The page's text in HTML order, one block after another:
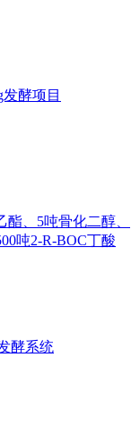
酵项目
、5吨骨化二醇、
吨2-R-BOC丁酸
酵系统